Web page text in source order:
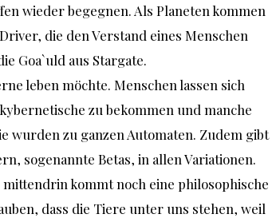
wieder begegnen. Als Planeten kommen
die den Verstand eines Menschen
Goa`uld aus Stargate.
leben möchte. Menschen lassen sich
zu bekommen und manche
wurden zu ganzen Automaten. Zudem gibt
sogenannte Betas, in allen Variationen.
kommt noch eine philosophische
dass die Tiere unter uns stehen, weil